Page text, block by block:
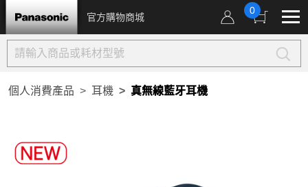
官方購物商城
0
個人消費產品 耳機 真無線藍牙耳機